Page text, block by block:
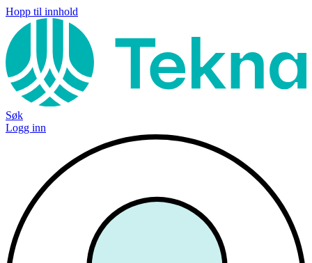
Hopp til innhold
Søk
Logg inn